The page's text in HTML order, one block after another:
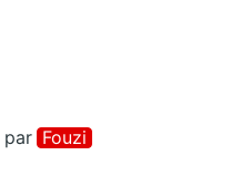
par Fouzi